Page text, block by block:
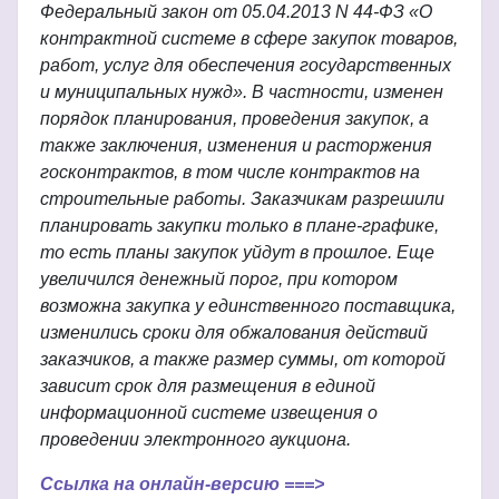
Федеральный закон от 05.04.2013 N 44-ФЗ «О
контрактной системе в сфере закупок товаров,
работ, услуг для обеспечения государственных
и муниципальных нужд». В частности, изменен
порядок планирования, проведения закупок, а
также заключения, изменения и расторжения
госконтрактов, в том числе контрактов на
строительные работы. Заказчикам разрешили
планировать закупки только в плане-графике,
то есть планы закупок уйдут в прошлое. Еще
увеличился денежный порог, при котором
возможна закупка у единственного поставщика,
изменились сроки для обжалования действий
заказчиков, а также размер суммы, от которой
зависит срок для размещения в единой
информационной системе извещения о
проведении электронного аукциона.
Ссылка на онлайн-версию ===>